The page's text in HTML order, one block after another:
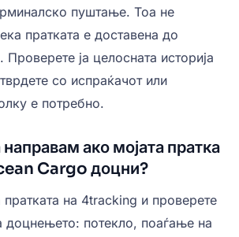
пуштање. Тоа не
пратката е доставена до
Проверете ја целосната историја
со испраќачот или
е потребно.
ако мојата пратка
Cargo доцни?
пратката на 4tracking и проверете
доцнењето: потекло, поаѓање на